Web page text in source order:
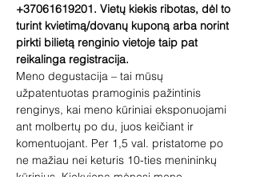
+37061619201. Vietų kiekis ribotas, dėl to
turint kvietimą/dovanų kuponą arba norint
pirkti bilietą renginio vietoje taip pat
reikalinga registracija.
Meno degustacija – tai mūsų
užpatentuotas pramoginis pažintinis
renginys, kai meno kūriniai eksponuojami
ant molbertų po du, juos keičiant ir
komentuojant. Per 1,5 val. pristatome po
ne mažiau nei keturis 10-ties menininkų
kūrinius. Kiekvieną mėnesį meno